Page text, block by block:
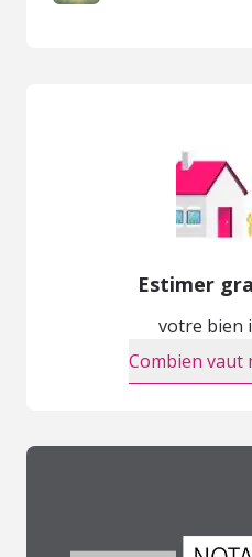
Estimer
votre bien
Combien vaut